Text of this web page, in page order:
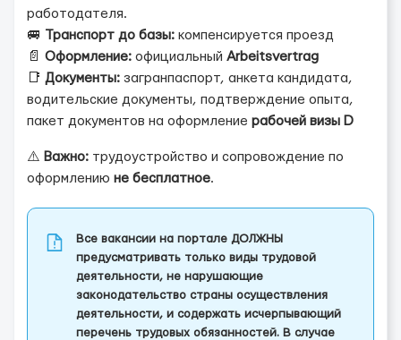
работодателя.
🚐
Транспорт до базы: компенсируется проезд
📄 Оформление: официальный Arbeitsvertrag
📑 Документы: загранпаспорт, анкета кандидата,
водительские документы, подтверждение опыта,
пакет документов на оформление рабочей визы D
⚠️ Важно: трудоустройство и сопровождение по
оформлению не бесплатное.
Все вакансии на портале ДОЛЖНЫ
предусматривать только виды трудовой
деятельности, не нарушающие
законодательство страны осуществления
деятельности, и содержать исчерпывающий
перечень трудовых обязанностей. В случае